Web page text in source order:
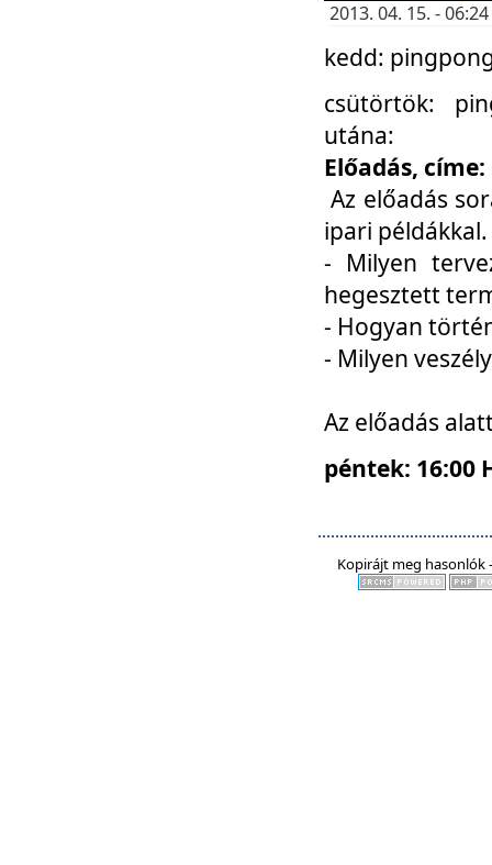
2013. 04. 15. -
kedd:
csütörtök:
utána:
Előadás,
Az előadás
ipari
- Milyen
hegesztett
- Hogyan
- Milyen
Az előadás
péntek: 16:00
Kopirájt meg hasonlók